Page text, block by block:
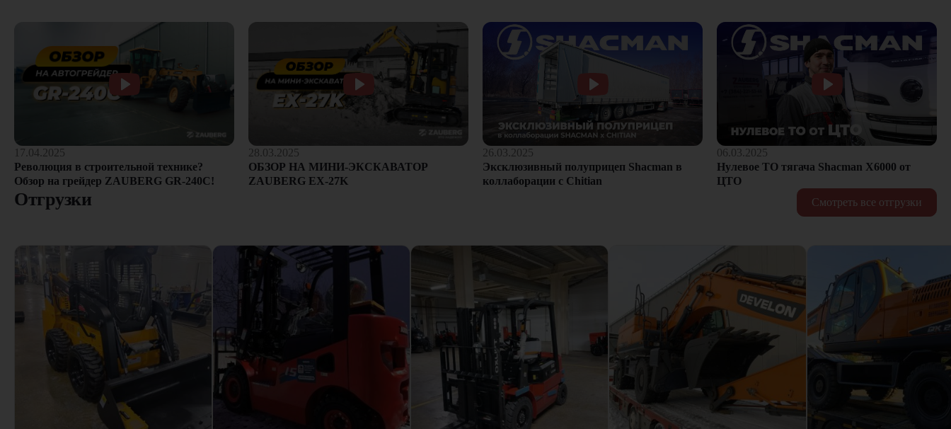
17.04.2025
Революция в строительной технике?
Обзор на грейдер ZAUBERG GR-240C!
28.03.2025
ОБЗОР НА МИНИ-ЭКСКАВАТОР
ZAUBERG EX-27K
26.03.2025
Эксклюзивный полуприцеп Shacman в
коллаборации с Chitian
06.03.2025
Нулевое ТО тягача Shacman Х6000 от
ЦТО
Смотреть все отгрузки
Отгрузки